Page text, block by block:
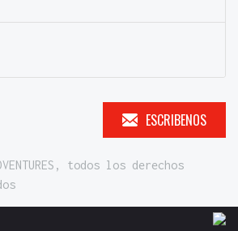
ESCRIBENOS
todos los derechos